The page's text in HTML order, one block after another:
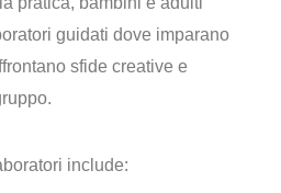
guidati dove imparano
sfide creative e
include: